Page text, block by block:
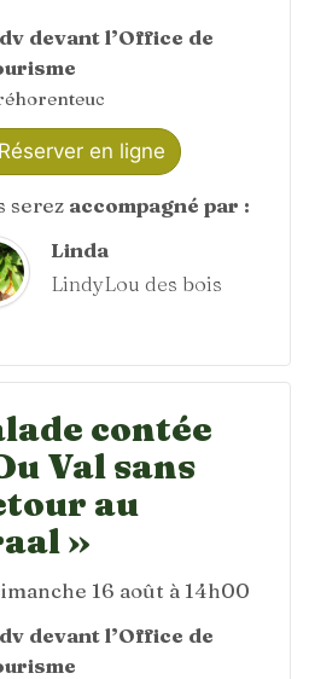
devant l’Office de
en ligne
serez accompagné par :
Linda
LindyLou des bois
contée
Val sans
au
»
16 août à 14h00
devant l’Office de